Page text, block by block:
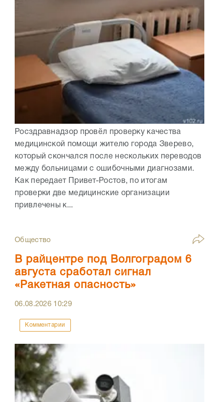
Росздравнадзор провёл проверку качества
медицинской помощи жителю города Зверево,
который скончался после нескольких переводов
между больницами с ошибочными диагнозами.
Как передает Привет-Ростов, по итогам
проверки две медицинские организации
привлечены к...
Общество
В райцентре под Волгоградом 6
августа сработал сигнал
«Ракетная опасность»
06.08.2026 10:29
Комментарии